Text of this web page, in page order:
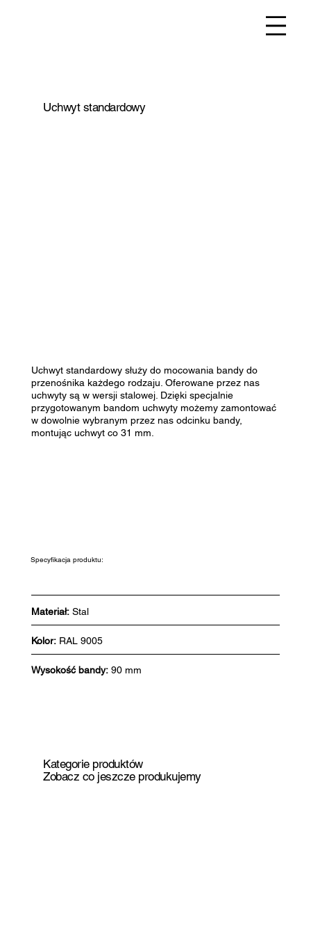
Uchwyt standardowy służy do mocowania bandy do
przenośnika każdego rodzaju. Oferowane przez nas
uchwyty są w wersji stalowej. Dzięki specjalnie
przygotowanym bandom uchwyty możemy zamontować
w dowolnie wybranym przez nas odcinku bandy,
montując uchwyt co 31 mm.
Uchwyt standardowy
Specyfikacja produktu:
Materiał:Stal
Kolor:RAL 9005
Wysokość bandy:90 mm
Kategorie produktów
Zobacz co jeszcze produkujemy